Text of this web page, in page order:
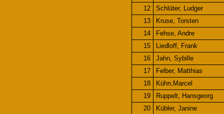
12
Schlüter, Ludger
13
Kruse, Torsten
14
Fehse, Andre
15
Liedloff, Frank
16
Jahn, Sybille
17
Felber, Matthias
18
Kühn,Marcel
19
Ruppelt, Hansgeorg
20
Kübler, Janine